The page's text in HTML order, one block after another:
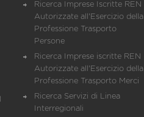
Ricerca Imprese Iscritte REN
Autorizzate all'Esercizio della
Professione Trasporto
Persone
Ricerca Imprese iscritte REN
Autorizzate all'Esercizio della
Professione Trasporto Merci
Ricerca Servizi di Linea
Interregionali